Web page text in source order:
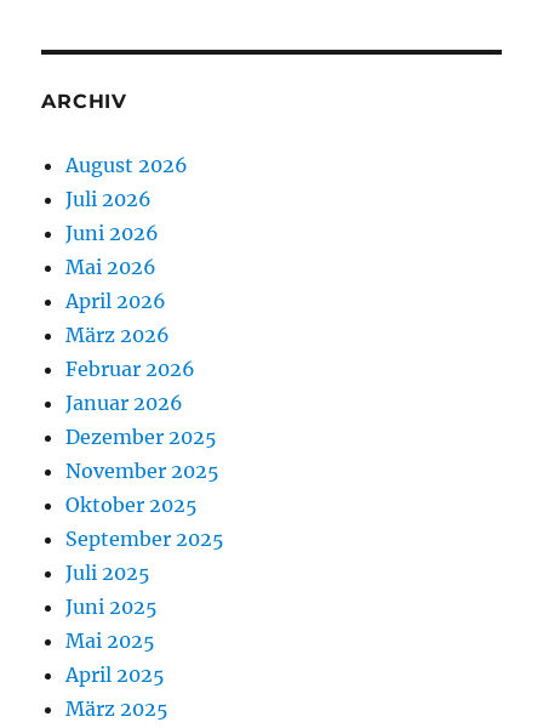
ARCHIV
August 2026
Juli 2026
Juni 2026
Mai 2026
April 2026
März 2026
Februar 2026
Januar 2026
Dezember 2025
November 2025
Oktober 2025
September 2025
Juli 2025
Juni 2025
Mai 2025
April 2025
März 2025